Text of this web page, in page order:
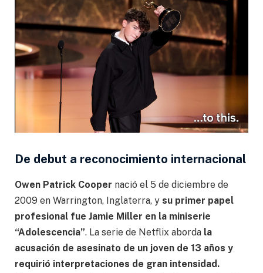
De debut a reconocimiento internacional
Owen Patrick Cooper nació el 5 de diciembre de
2009 en Warrington, Inglaterra, y su primer papel
profesional fue Jamie Miller en la miniserie
“Adolescencia”. La serie de Netflix aborda la
acusación de asesinato de un joven de 13 años y
requirió interpretaciones de gran intensidad.